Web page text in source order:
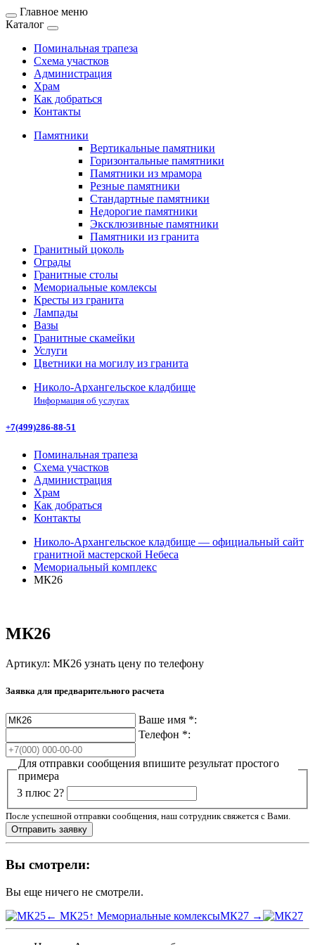
Главное меню
Каталог
Поминальная трапеза
Схема участков
Администрация
Храм
Как добраться
Контакты
Памятники
Вертикальные памятники
Горизонтальные памятники
Памятники из мрамора
Резные памятники
Стандартные памятники
Недорогие памятники
Эксклюзивные памятники
Памятники из гранита
Гранитный цоколь
Ограды
Гранитные столы
Мемориальные комлексы
Кресты из гранита
Лампады
Вазы
Гранитные скамейки
Услуги
Цветники на могилу из гранита
Николо-Архангельское кладбище
Информация об услугах
+7(499)286-88-51
Поминальная трапеза
Схема участков
Администрация
Храм
Как добраться
Контакты
Николо-Архангельское кладбище — официальный сайт
гранитной мастерской Небеса
Мемориальный комплекс
МК26
МК26
Артикул: МК26 узнать цену по телефону
Заявка для предварительного расчета
Ваше имя *:
Телефон *:
Для отправки сообщения впишите результат простого
примера
3 плюс 2?
После успешной отправки сообщения, наш сотрудник свяжется с Вами.
Вы смотрели:
Вы еще ничего не смотрели.
← МК25↑ Мемориальные комлексыМК27 →